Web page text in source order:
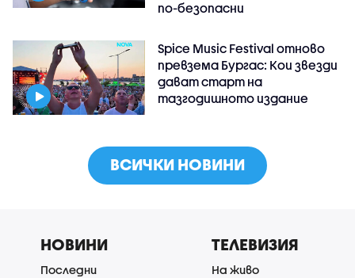
по-безопасни
Spice Music Festival отново
превзема Бургас: Кои звезди
дават старт на
тазгодишното издание
ВСИЧКИ НОВИНИ
НОВИНИ
Последни
ТЕЛЕВИЗИЯ
На живо